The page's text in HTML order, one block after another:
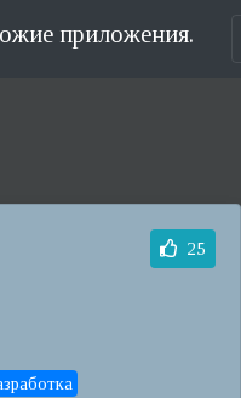
приложения.
25